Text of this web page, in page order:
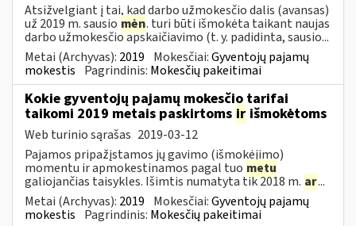
Atsižvelgiant į tai, kad darbo užmokesčio dalis (avansas)
už 2019 m. sausio mėn. turi būti išmokėta taikant naujas
darbo užmokesčio apskaičiavimo (t. y. padidinta, sausio...
Metai (Archyvas): 2019 Mokesčiai:Gyventojų pajamų
mokestis Pagrindinis: Mokesčių pakeitimai
Kokie gyventojų pajamų mokesčio tarifai
taikomi 2019 metais paskirtoms ir išmokėtoms
Web turinio sąrašas 2019-03-12
Pajamos pripažįstamos jų gavimo (išmokėjimo)
momentu ir apmokestinamos pagal tuo metu
galiojančias taisykles. Išimtis numatyta tik 2018 m. ar...
Metai (Archyvas): 2019 Mokesčiai:Gyventojų pajamų
mokestis Pagrindinis: Mokesčių pakeitimai